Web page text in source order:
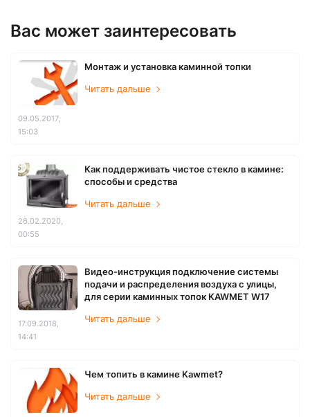
Вас может заинтересовать
09.05.2017,
15:03
Монтаж и установка каминной топки
Читать дальше
26.02.2020,
00:55
Как поддерживать чистое стекло в камине:
способы и средства
Читать дальше
17.09.2018,
14:41
Видео-инструкция подключение системы
подачи и распределения воздуха с улицы,
для серии каминных топок KAWMET W17
Читать дальше
Чем топить в камине Kawmet?
Читать дальше